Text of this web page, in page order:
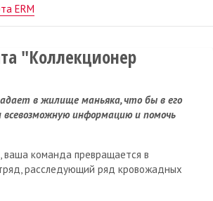
ERM
"Коллекционер
в жилище маньяка, что бы в его
информацию и помочь
ваша команда превращается в
расследующий ряд кровожадных